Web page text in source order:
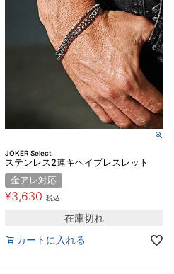
JOKER Select
ステンレス2連キヘイブレスレット
金アレ対応
¥3,630 税込
在庫切れ
カートに入れる